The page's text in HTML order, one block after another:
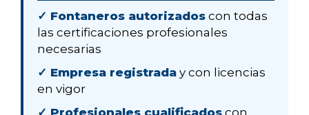
✓ Fontaneros autorizados con todas
las certificaciones profesionales
necesarias
✓ Empresa registrada y con licencias
en vigor